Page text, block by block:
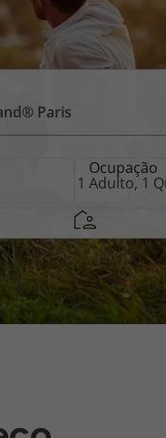
Paris
Ocupação